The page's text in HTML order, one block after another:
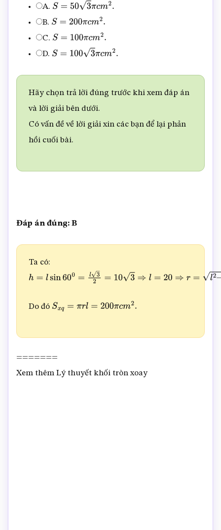
A. S=50 3π cm2.
B. S= 200πcm2.
C. S= 100πcm2.
D. S=1003π cm2.
Hãy chọn trả lời đúng trước khi xem đáp án
và lời giải bên dưới.
Có vấn đề về lời giải xin các bạn để lại phản
hồi cuối bài.
Đáp án đúng: B
Ta có:
h =lsin600=l 2= 103 ⇒l= 20⇒ r=l2 r 2= 10
Do đó Sxq =π rl =200 πcm2.
=======
Xem thêm Lý thuyết khối tròn xoay